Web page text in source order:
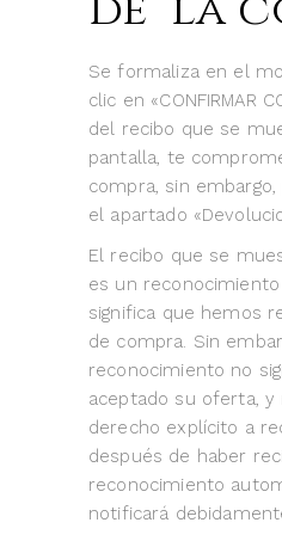
Se formaliza en el
clic en «CONFIRMAR
del recibo que se
pantalla, te
compra, sin
el apartado
El recibo que se
es un
significa que hemos
de compra. Sin
reconocimiento no
aceptado su oferta,
derecho explícito a
después de haber
reconocimiento
notificará